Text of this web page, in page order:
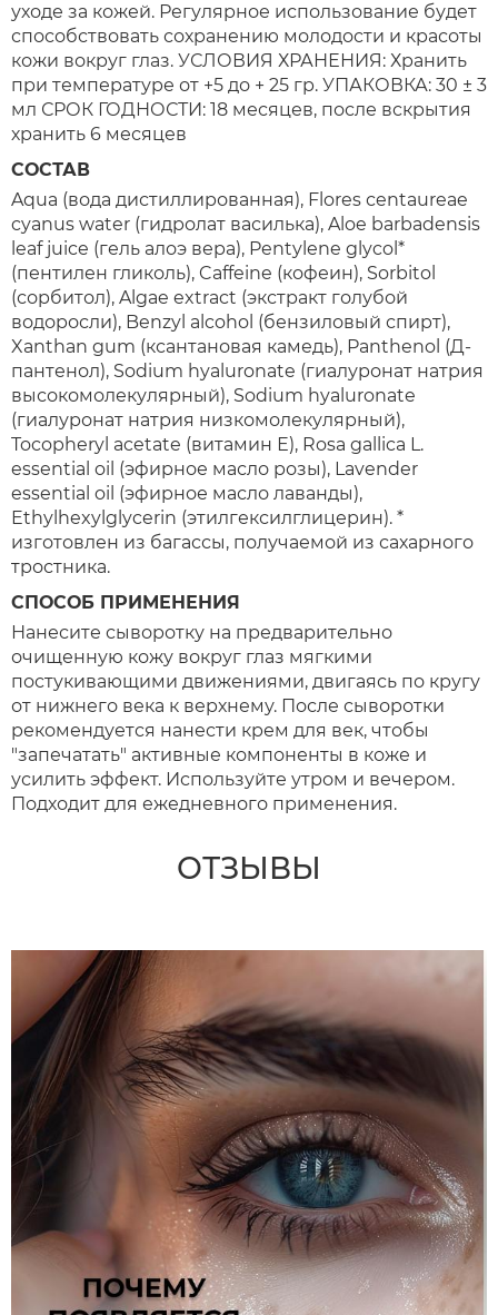
уходе за кожей. Регулярное использование будет
способствовать сохранению молодости и красоты
кожи вокруг глаз. УСЛОВИЯ ХРАНЕНИЯ: Хранить
при температуре от +5 до + 25 гр. УПАКОВКА: 30 ± 3
мл СРОК ГОДНОСТИ: 18 месяцев, после вскрытия
хранить 6 месяцев
СОСТАВ
Aqua (вода дистиллированная), Flores сentaureae
cyanus water (гидролат василька), Aloe barbadensis
leaf juice (гель алоэ вера), Pentylene glycol*
(пентилен гликоль), Caffeine (кофеин), Sorbitol
(сорбитол), Algae extract (экстракт голубой
водоросли), Benzyl alcohol (бензиловый спирт),
Xanthan gum (ксантановая камедь), Panthenol (Д-
пантенол), Sodium hyaluronate (гиалуронат натрия
высокомолекулярный), Sodium hyaluronate
(гиалуронат натрия низкомолекулярный),
Tocopheryl acetate (витамин Е), Rosa gallica L.
essential oil (эфирное масло розы), Lavender
essential oil (эфирное масло лаванды),
Ethylhexylglycerin (этилгексилглицерин). *
изготовлен из багассы, получаемой из сахарного
тростника.
СПОСОБ ПРИМЕНЕНИЯ
Нанесите сыворотку на предварительно
очищенную кожу вокруг глаз мягкими
постукивающими движениями, двигаясь по кругу
от нижнего века к верхнему. После сыворотки
рекомендуется нанести крем для век, чтобы
"запечатать" активные компоненты в коже и
усилить эффект. Используйте утром и вечером.
Подходит для ежедневного применения.
ОТЗЫВЫ